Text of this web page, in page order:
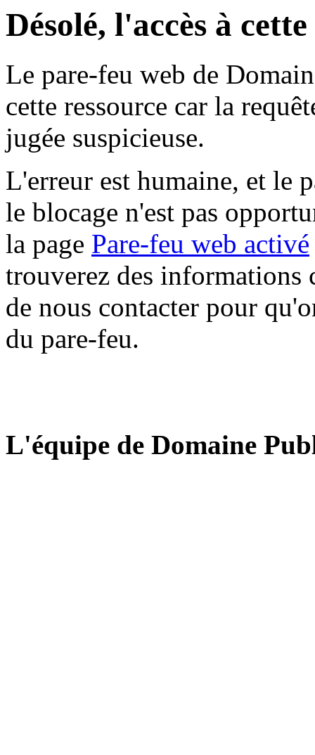
Désolé, l'accès à
Le pare-feu web de
cette ressource car la
jugée suspicieuse.
L'erreur est humaine, et le
le blocage n'est pas
la page Pare-feu web activé
trouverez des informations
de nous contacter pour
du pare-feu.
L'équipe de Domaine